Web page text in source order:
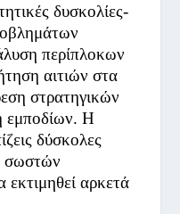
δυσκολίες-
περίπλοκων
αιτιών στα
στρατηγικών
εμποδίων. Η
δύσκολες
σωστών
αρκετά